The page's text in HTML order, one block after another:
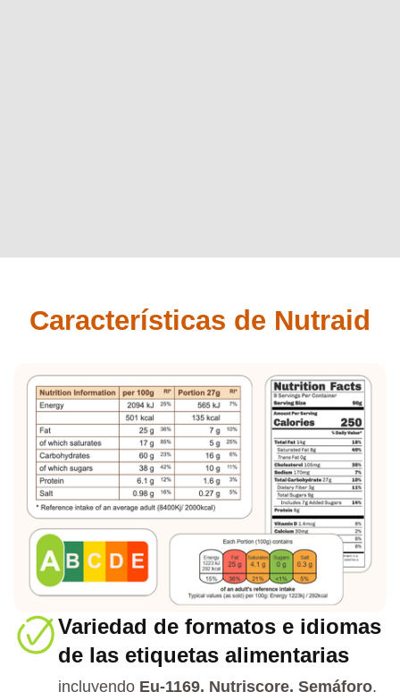
Características de Nutraid
Variedad de formatos e idiomas
de las etiquetas alimentarias
incluyendo Eu-1169, Nutriscore, Semáforo,